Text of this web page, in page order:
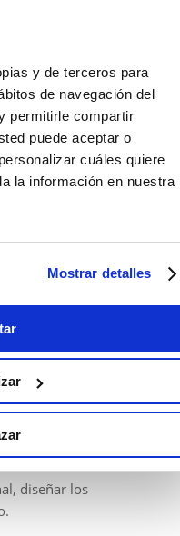
y de terceros para
de navegación del
permitirle compartir
puede aceptar o
cuáles quiere
la información en nuestra
Mostrar detalles
de los
las decisiones
para establecer un
de disponer de
medidas, como
como las
urgente
la foto más fiel
nos va a dejar en
y planteamiento de
Comités Técnicos
diseñar los